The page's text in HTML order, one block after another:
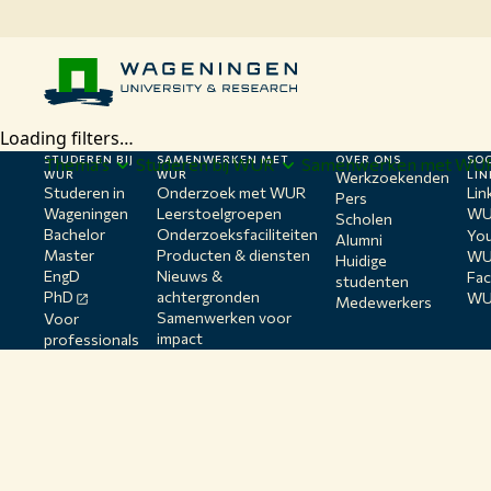
Thema's Studeren bij WUR Samenwerken met
Loading filters…
STUDEREN BIJ
WUR
Studeren in
Wageningen
Bachelor
Master
EngD
PhD
Voor
professionals
SAMENWERKEN MET
WUR
Onderzoek met WUR
Leerstoelgroepen
Onderzoeksfaciliteiten
Producten & diensten
Nieuws &
achtergronden
Samenwerken voor
impact
OVER ONS
Werkzoekenden
Pers
Scholen
Alumni
Huidige
studenten
Medewerkers